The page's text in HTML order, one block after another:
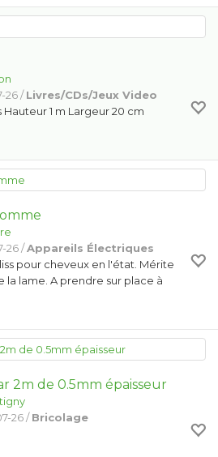
26 /Livres/CDs/Jeux Video
1 m Largeur 20 cm
26 /Appareils Électriques
pour cheveux en l'état. Mérite
lame. A prendre sur place à
2m de 0.5mm épaisseur
26 /Bricolage